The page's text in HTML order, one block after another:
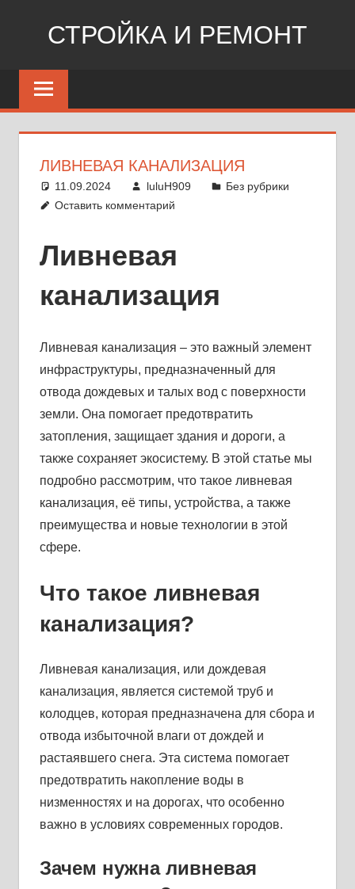
СТРОЙКА И РЕМОНТ
ЛИВНЕВАЯ КАНАЛИЗАЦИЯ
11.09.2024 luluH909
Без рубрики
Оставить комментарий
Ливневая
канализация
Ливневая канализация – это важный элемент
инфраструктуры, предназначенный для
отвода дождевых и талых вод с поверхности
земли. Она помогает предотвратить
затопления, защищает здания и дороги, а
также сохраняет экосистему. В этой статье мы
подробно рассмотрим, что такое ливневая
канализация, её типы, устройства, а также
преимущества и новые технологии в этой
сфере.
Что такое ливневая
канализация?
Ливневая канализация, или дождевая
канализация, является системой труб и
колодцев, которая предназначена для сбора и
отвода избыточной влаги от дождей и
растаявшего снега. Эта система помогает
предотвратить накопление воды в
низменностях и на дорогах, что особенно
важно в условиях современных городов.
Зачем нужна ливневая